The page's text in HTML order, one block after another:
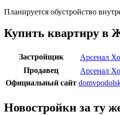
Планируется обустройство
Купить квартиру в
Застройщик
Арсенал
Продавец
Арсенал
Официальный сайт
Новостройки за ту